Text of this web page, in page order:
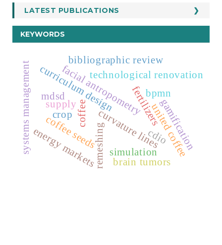
LATEST PUBLICATIONS
KEYWORDS
remeshing
curvature lines
facial antropometry
technological renovation
energy markets
bpmn
systems managementcurriculum design
cdio
coffee
coffee seeds
crop fertilizersgamification
simulation
supply united coffee
bibliographic review
mdsd
brain tumors